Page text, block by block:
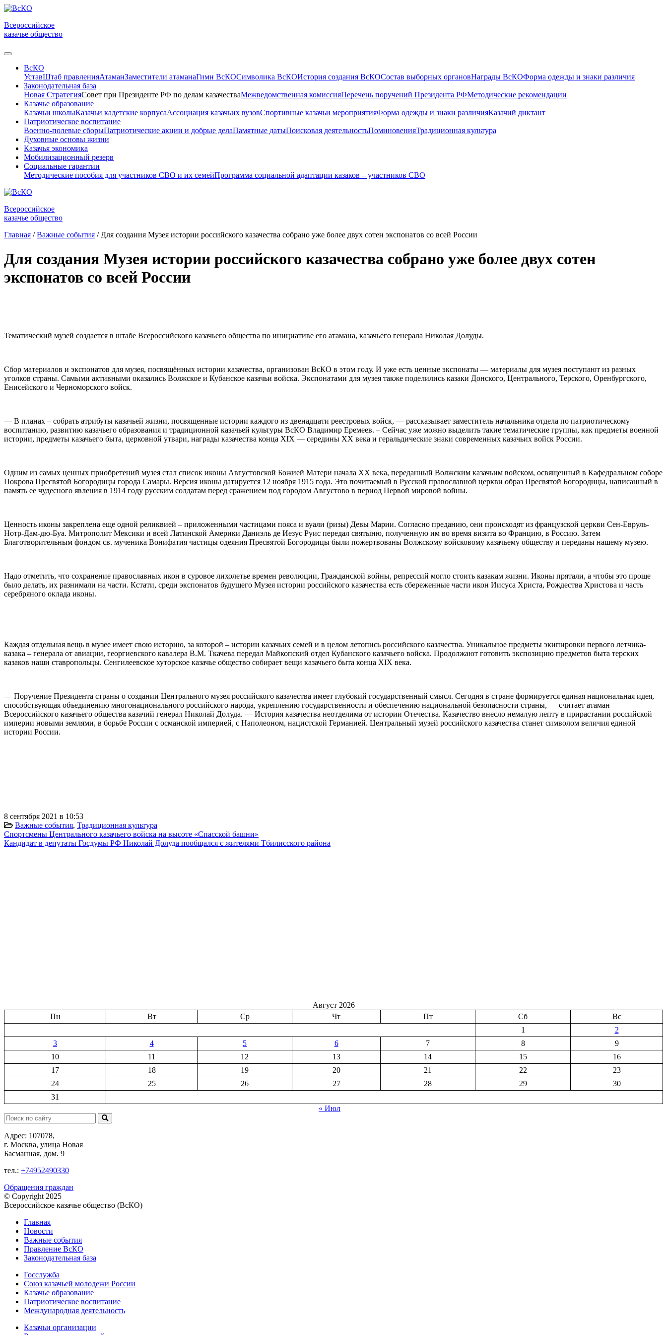
Всероссийское
казачье общество
ВсКО
УставШтаб правленияАтаманЗаместители атаманаГимн ВсКОСимволика ВсКОИстория создания ВсКОСостав выборных органовНаграды ВсКОФорма одежды и знаки различия
Законодательная база
Новая СтратегияСовет при Президенте РФ по делам казачестваМежведомственная комиссияПеречень поручений Президента РФМетодические рекомендации
Казачье образование
Казачьи школыКазачьи кадетские корпусаАссоциация казачьих вузовСпортивные казачьи мероприятияФорма одежды и знаки различияКазачий диктант
Патриотическое воспитание
Военно-полевые сборыПатриотические акции и добрые делаПамятные датыПоисковая деятельностьПоминовенияТрадиционная культура
Духовные основы жизни
Казачья экономика
Мобилизационный резерв
Социальные гарантии
Методические пособия для участников СВО и их семейПрограмма социальной адаптации казаков – участников СВО
Всероссийское
казачье общество
Главная / Важные события / Для создания Музея истории российского казачества собрано уже более двух сотен экспонатов со всей России
Для создания Музея истории российского казачества собрано уже более двух сотен
экспонатов со всей России
Тематический музей создается в штабе Всероссийского казачьего общества по инициативе его атамана, казачьего генерала Николая Долуды.
Сбор материалов и экспонатов для музея, посвящённых истории казачества, организован ВсКО в этом году. И уже есть ценные экспонаты — материалы для музея поступают из разных
уголков страны. Самыми активными оказались Волжское и Кубанское казачьи войска. Экспонатами для музея также поделились казаки Донского, Центрального, Терского, Оренбургского,
Енисейского и Черноморского войск.
— В планах – собрать атрибуты казачьей жизни, посвященные истории каждого из двенадцати реестровых войск, — рассказывает заместитель начальника отдела по патриотическому
воспитанию, развитию казачьего образования и традиционной казачьей культуры ВсКО Владимир Еремеев. – Сейчас уже можно выделить такие тематические группы, как предметы военной
истории, предметы казачьего быта, церковной утвари, награды казачества конца XIX — середины XX века и геральдические знаки современных казачьих войск России.
Одним из самых ценных приобретений музея стал список иконы Августовской Божией Матери начала XX века, переданный Волжским казачьим войском, освященный в Кафедральном соборе
Покрова Пресвятой Богородицы города Самары. Версия иконы датируется 12 ноября 1915 года. Это почитаемый в Русской православной церкви образ Пресвятой Богородицы, написанный в
память ее чудесного явления в 1914 году русским солдатам перед сражением под городом Августово в период Первой мировой войны.
Ценность иконы закреплена еще одной реликвией – приложенными частицами пояса и вуали (ризы) Девы Марии. Согласно преданию, они происходят из французской церкви Сен-Евруль-
Нотр-Дам-дю-Буа. Митрополит Мексики и всей Латинской Америки Даниэль де Иезус Руис передал святыню, полученную им во время визита во Францию, в Россию. Затем
Благотворительным фондом св. мученика Вонифатия частицы одеяния Пресвятой Богородицы были пожертвованы Волжскому войсковому казачьему обществу и переданы нашему музею.
Надо отметить, что сохранение православных икон в суровое лихолетье времен революции, Гражданской войны, репрессий могло стоить казакам жизни. Иконы прятали, а чтобы это проще
было делать, их разнимали на части. Кстати, среди экспонатов будущего Музея истории российского казачества есть сбереженные части икон Иисуса Христа, Рождества Христова и часть
серебряного оклада иконы.
Каждая отдельная вещь в музее имеет свою историю, за которой – истории казачьих семей и в целом летопись российского казачества. Уникальное предметы экипировки первого летчика-
казака – генерала от авиации, георгиевского кавалера В.М. Ткачева передал Майкопский отдел Кубанского казачьего войска. Продолжают готовить экспозицию предметов быта терских
казаков наши ставропольцы. Сенгилеевское хуторское казачье общество собирает вещи казачьего быта конца XIX века.
— Поручение Президента страны о создании Центрального музея российского казачества имеет глубокий государственный смысл. Сегодня в стране формируется единая национальная идея,
способствующая объединению многонационального российского народа, укреплению государственности и обеспечению национальной безопасности страны, — считает атаман
Всероссийского казачьего общества казачий генерал Николай Долуда. — История казачества неотделима от истории Отечества. Казачество внесло немалую лепту в прирастании российской
империи новыми землями, в борьбе России с османской империей, с Наполеоном, нацистской Германией. Центральный музей российского казачества станет символом величия единой
истории России.
8 сентября 2021 в 10:53
Важные события, Традиционная культура
Спортсмены Центрального казачьего войска на высоте «Спасской башни»
Кандидат в депутаты Госдумы РФ Николай Долуда пообщался с жителями Тбилисского района
Август 2026
Пн
Вт Ср Чт Пт Сб
Вс
1
2
3
4 5 6 7 8
9
10
11 12 13 14 15
16
17
18 19 20 21 22
23
24
25 26 27 28 29
30
31
« Июл
Поиск:
Адрес: 107078,
г. Москва, улица Новая
Басманная, дом. 9
тел.: +74952490330
Обращения граждан
© Copyright 2025
Всероссийское казачье общество (ВсКО)
Главная
Новости
Важные события
Правление ВсКО
Законодательная база
Госслужба
Союз казачьей молодежи России
Казачье образование
Патриотическое воспитание
Международная деятельность
Казачьи организации